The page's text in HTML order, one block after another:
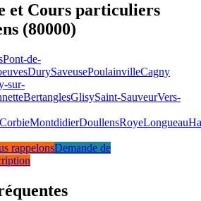
et Cours particuliers
(80000)
Pont-de-
DurySaveusePoulainvilleCagny
sur-
BertanglesGlisySaint-SauveurVers-
CorbieMontdidierDoullensRoyeLongueau
rappelonsDemande de